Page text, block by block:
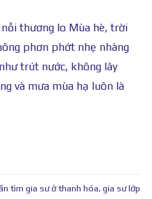
thương lo Mùa hè, trời
phơn phớt nhẹ nhàng
trút nước, không lây
và mưa mùa hạ luôn là
tìm gia sư ở thanh hóa, gia sư lớp